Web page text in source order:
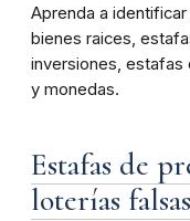
Aprenda a
bienes raices,
inversiones, estafas
y monedas.
Estafas de
loterías falsas